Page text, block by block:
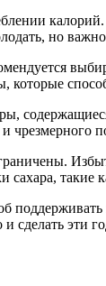
но
и
такие
и сделать